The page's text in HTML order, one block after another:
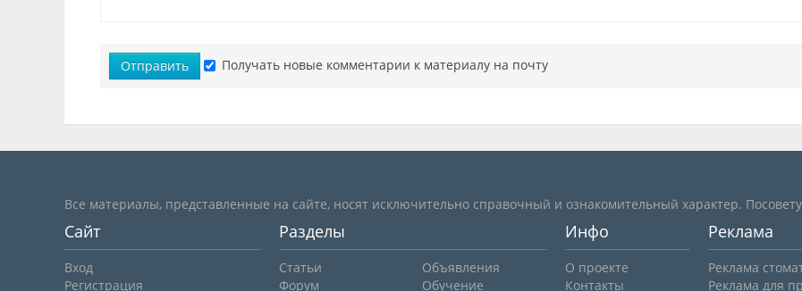
Отправить Получать новые комментарии к материалу на почту
Все материалы, представленные на сайте, носят исключительно справочный и ознакомительный характер.
Сайт
Вход
Регистрация
Разделы
Статьи
Форум
Объявления
Обучение
Инфо
О проекте
Контакты
Реклама
Реклама
Реклама для